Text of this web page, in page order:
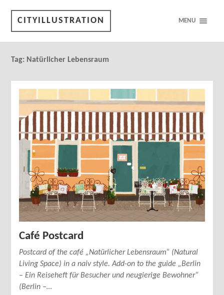
CITYILLUSTRATION MENU
Tag: Natürlicher Lebensraum
Café Postcard
Postcard of the café „Natürlicher Lebensraum“ (Natural
Living Space) in a naiv style. Add-on to the guide „Berlin
– Ein Reiseheft für Besucher und neugierige Bewohner“
(Berlin –…